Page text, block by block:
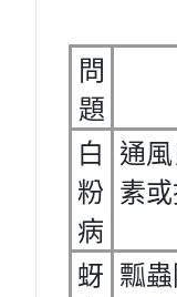
問
題
白
粉
病
通
素
蚜
瓢